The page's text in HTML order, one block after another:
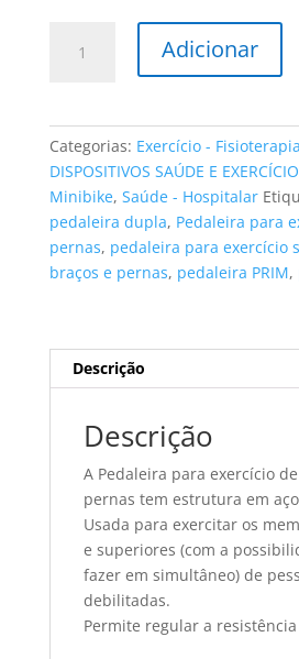
exercício
braços
pernas
Adicionar
Categorias: Exercício - Fisioterapia
DISPOSITIVOS SAÚDE E EXERCÍCIO
Minibike, Saúde - Hospitalar
pedaleira dupla, Pedaleira para
pernas, pedaleira para exercício
braços e pernas, pedaleira PRIM,
Descrição
Descrição
A Pedaleira para exercício
pernas tem estrutura em
Usada para exercitar os
e superiores (com a
fazer em simultâneo) de
debilitadas.
Permite regular a